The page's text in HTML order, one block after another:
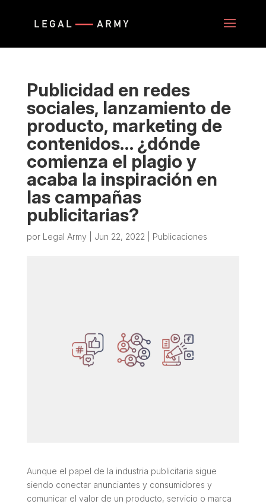
Publicidad en redes
sociales, lanzamiento de
producto, marketing de
contenidos… ¿dónde
comienza el plagio y
acaba la inspiración en
las campañas
publicitarias?
por Legal Army Jun 22, 2022 Publicaciones
Aunque el papel de la industria publicitaria sigue
siendo conectar anunciantes y consumidores y
comunicar el valor de un producto, servicio o marca